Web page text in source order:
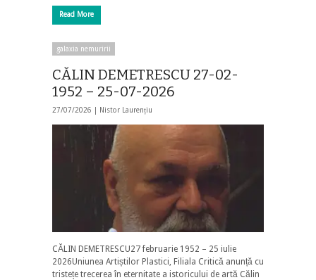
Read More
galaxia nemuririi
CĂLIN DEMETRESCU 27-02-
1952 – 25-07-2026
27/07/2026 | Nistor Laurențiu
CĂLIN DEMETRESCU27 februarie 1952 – 25 iulie
2026Uniunea Artiștilor Plastici, Filiala Critică anunță cu
tristețe trecerea în eternitate a istoricului de artă Călin